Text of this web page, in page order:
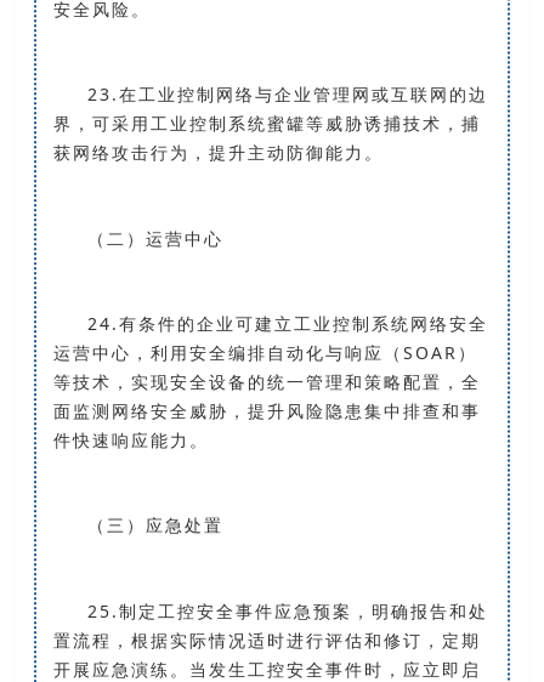
安全风险。
23.在工业控制网络与企业管理网或互联网的边
界，可采用工业控制系统蜜罐等威胁诱捕技术，捕
获网络攻击行为，提升主动防御能力。
（二）运营中心
24.有条件的企业可建立工业控制系统网络安全
运营中心，利用安全编排自动化与响应（SOAR）
等技术，实现安全设备的统一管理和策略配置，全
面监测网络安全威胁，提升风险隐患集中排查和事
件快速响应能力。
（三）应急处置
25.制定工控安全事件应急预案，明确报告和处
置流程，根据实际情况适时进行评估和修订，定期
开展应急演练。当发生工控安全事件时，应立即启